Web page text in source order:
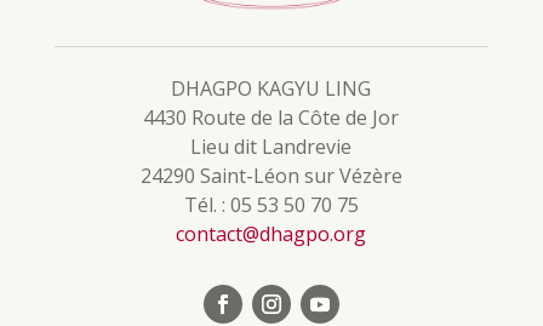
DHAGPO KAGYU LING
4430 Route de la Côte de Jor
Lieu dit Landrevie
24290 Saint-Léon sur Vézère
Tél. : 05 53 50 70 75
contact@dhagpo.org